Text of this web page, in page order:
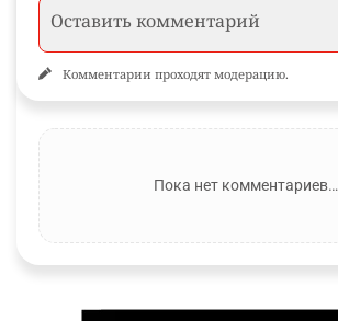
Комментарии проходят модерацию.
Пока нет комментариев…